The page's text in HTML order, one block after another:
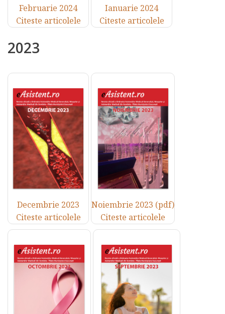
Februarie 2024
Citeste articolele
Ianuarie 2024
Citeste articolele
2023
Decembrie 2023
Citeste articolele
Noiembrie 2023 (pdf)
Citeste articolele